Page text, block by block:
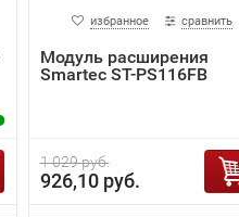
избранное сравнить
Модуль расширения
Smartec ST-PS116FB
1 029 руб.
926,10 руб.